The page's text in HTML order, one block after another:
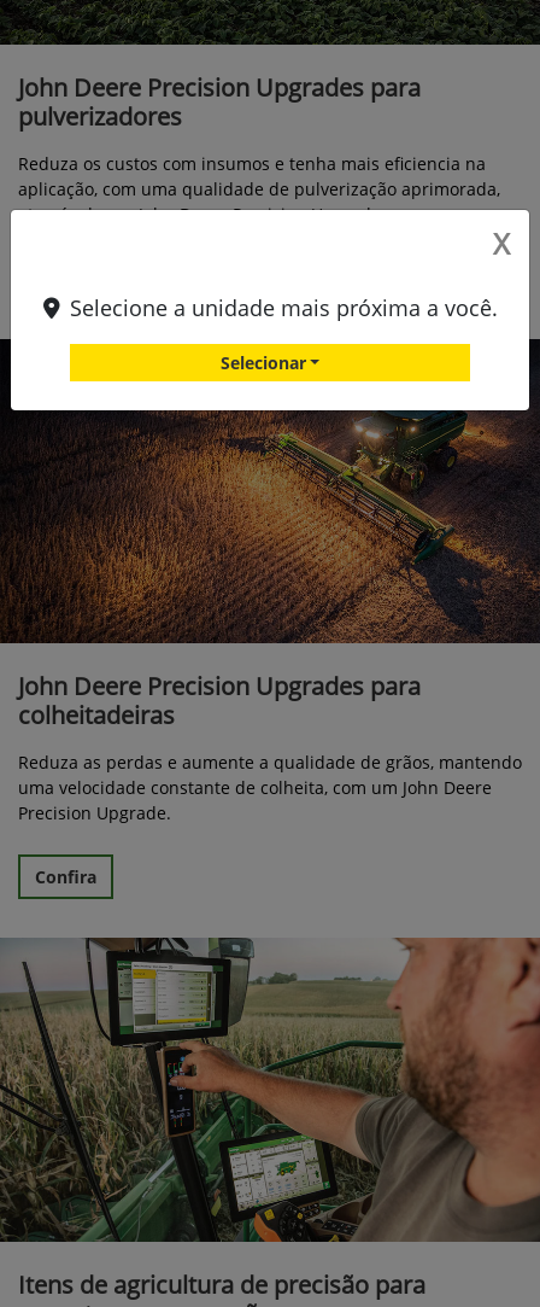
John Deere Precision Upgrades para
pulverizadores
Reduza os custos com insumos e tenha mais eficiencia na
aplicação, com uma qualidade de pulverização aprimorada,
através de um John Deere Precision Upgrade.
John Deere Precision Upgrades para
colheitadeiras
Reduza as perdas e aumente a qualidade de grãos, mantendo
uma velocidade constante de colheita, com um John Deere
Precision Upgrade.
Confira
Itens de agricultura de precisão para
X
Selecione a unidade mais próxima a você.
Selecionar